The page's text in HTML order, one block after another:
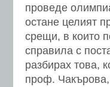
проведе
остане целият
срещи, в които
справила с
разбирах това,
проф. Чакърова,